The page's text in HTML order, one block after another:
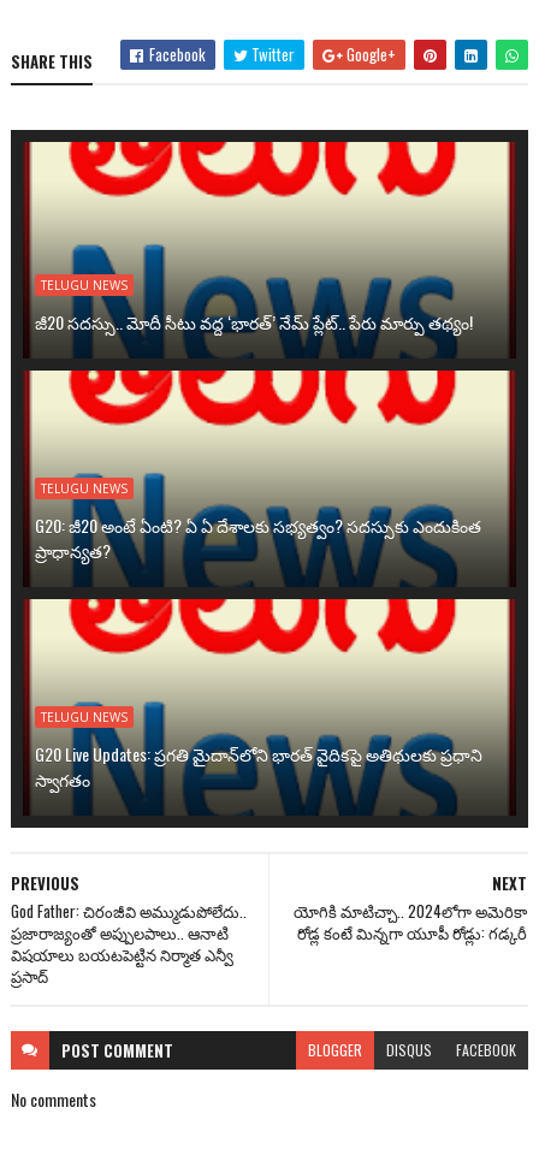
SHARE THIS Facebook Twitter Google+
TELUGU NEWS
జీ20 సదస్సు.. మోదీ సీటు వద్ద ‘భారత్’ నేమ్ ప్లేట్‌.. పేరు మార్పు తథ్యం!
TELUGU NEWS
G20: జీ20 అంటే ఏంటి? ఏ ఏ దేశాలకు సభ్యత్వం? సదస్సుకు ఎందుకింత
ప్రాధాన్యత?
TELUGU NEWS
G20 Live Updates: ప్రగతి మైదాన్‌లోని భారత్ వైదికపై అతిథులకు ప్రధాని
స్వాగతం
NEXT
యోగికి మాటిచ్చా.. 2024లోగా అమెరికా
రోడ్ల కంటే మిన్నగా యూపీ రోడ్లు: గడ్కరీ
PREVIOUS
God Father: చిరంజీవి అమ్ముడుపోలేదు..
ప్రజారాజ్యంతో అప్పులపాలు.. ఆనాటి
విషయాలు బయటపెట్టిన నిర్మాత ఎన్వీ
ప్రసాద్
POST COMMENT BLOGGER DISQUS FACEBOOK
No comments